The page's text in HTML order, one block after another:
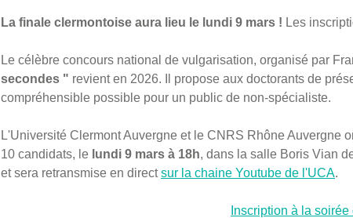
La finale clermontoise aura lieu le lundi 9 mars ! Les
Le célèbre concours national de vulgarisation, organisé par
secondes " revient en 2026. Il propose aux doctorants de
compréhensible possible pour un public de non-spécialiste.
L'Université Clermont Auvergne et le CNRS Rhône Auvergne
10 candidats, le lundi 9 mars à 18h, dans la salle Boris Vian
et sera retransmise en directsur la chaine Youtube de l'UCA.
Inscription à la